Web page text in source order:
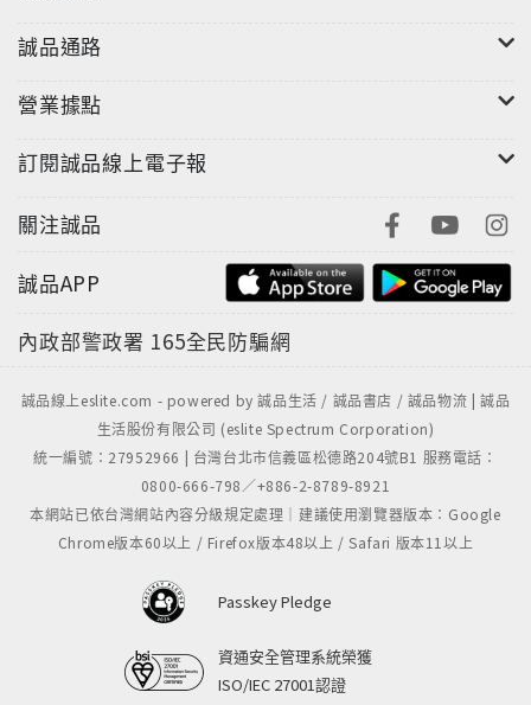
誠品通路
營業據點
訂閱誠品線上電子報
關注誠品
誠品APP
內政部警政署 165全民防騙網
誠品線上eslite.com - powered by 誠品生活 / 誠品書店 / 誠品物流 | 誠品
生活股份有限公司 (eslite Spectrum Corporation)
統一編號：27952966 | 台灣台北市信義區松德路204號B1 服務電話：
0800-666-798／+886-2-8789-8921
本網站已依台灣網站內容分級規定處理｜建議使用瀏覽器版本：Google
Chrome版本60以上 / Firefox版本48以上 / Safari 版本11以上
Passkey Pledge
資通安全管理系統榮獲
ISO/IEC 27001認證